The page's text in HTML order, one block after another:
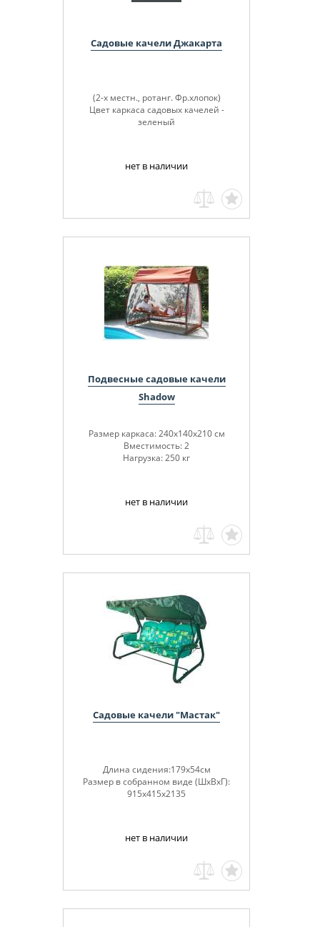
Садовые качели Джакарта
(2-х местн., ротанг. Фр.хлопок)
Цвет каркаса садовых качелей -
зеленый
нет в наличии
Подвесные садовые качели
Shadow
Размер каркаса: 240х140х210 см
Вместимость: 2
Нагрузка: 250 кг
нет в наличии
Садовые качели "Мастак"
Длина сидения:179х54см
Размер в собранном виде (ШхВхГ):
915х415х2135
нет в наличии